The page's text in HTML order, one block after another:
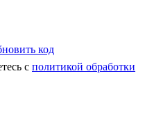
код
с политикой обработки